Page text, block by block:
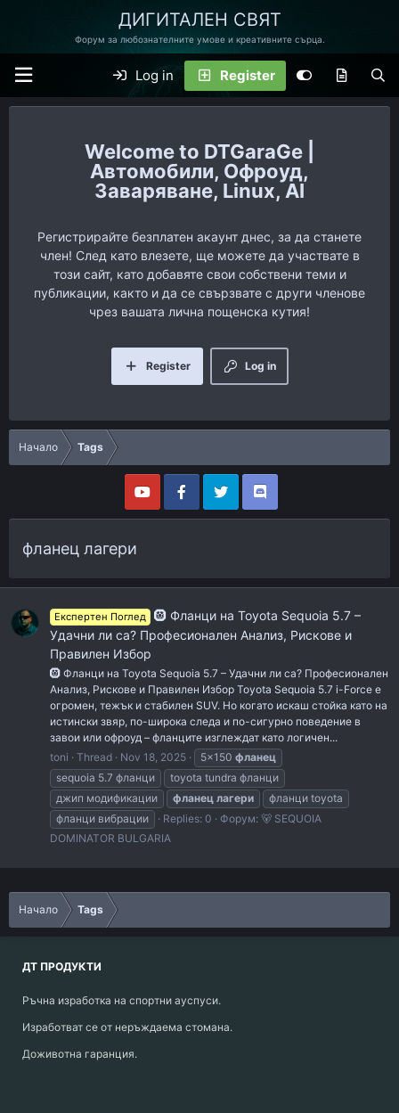
ДИГИТАЛЕН СВЯТ
Форум за любознателните умове и креативните сърца.
Log in Register
DTGaraGe |
Автомобили, Офроуд,
Заваряване, Linux, AI
Регистрирайте безплатен акаунт днес, за да станете
член! След като влезете, ще можете да участвате в
този сайт, като добавяте свои собствени теми и
публикации, както и да се свързвате с други членове
чрез вашата лична пощенска кутия!
Log in
Register
Начало Tags
фланец лагери
Експертен Поглед
🛞 Фланци на Toyota Sequoia 5.7 –
Удачни ли са? Професионален Анализ, Рискове и
Правилен Избор
🛞 Фланци на Toyota Sequoia 5.7 – Удачни ли са? Професионален
Анализ, Рискове и Правилен Избор Toyota Sequoia 5.7 i-Force е
огромен, тежък и стабилен SUV. Но когато искаш стойка като на
истински звяр, по-широка следа и по-сигурно поведение в
завои или офроуд – фланците изглеждат като логичен...
toni
Thread Nov 18, 2025 5x150 фланец
sequoia 5.7 фланци
toyota tundra фланци
джип модификации
фланец лагери
фланци toyota
фланци вибрации
Replies: 0 Форум: 🐻 SEQUOIA
DOMINATOR BULGARIA
Начало Tags
ДТ ПРОДУКТИ
Ръчна изработка на спортни ауспуси.
Изработват се от неръждаема стомана.
Доживотна гаранция.